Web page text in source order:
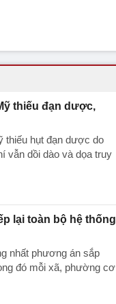
thiếu đạn dược,
thiếu hụt đạn dược do
vẫn dồi dào và dọa truy
lại toàn bộ hệ thống
nhất phương án sắp
đó mỗi xã, phường cơ